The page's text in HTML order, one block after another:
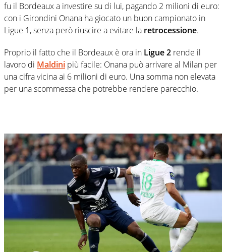
fu il Bordeaux a investire su di lui, pagando 2 milioni di euro:
con i Girondini Onana ha giocato un buon campionato in
Ligue 1, senza però riuscire a evitare la retrocessione.
Proprio il fatto che il Bordeaux è ora in Ligue 2 rende il
lavoro di Maldini più facile: Onana può arrivare al Milan per
una cifra vicina ai 6 milioni di euro. Una somma non elevata
per una scommessa che potrebbe rendere parecchio.